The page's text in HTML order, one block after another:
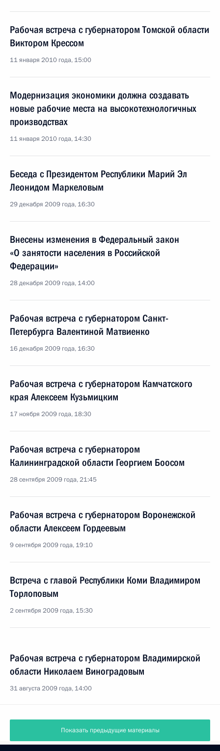
Рабочая встреча с губернатором Томской области
Виктором Крессом
11 января 2010 года, 15:00
Модернизация экономики должна создавать
новые рабочие места на высокотехнологичных
производствах
11 января 2010 года, 14:30
Беседа с Президентом Республики Марий Эл
Леонидом Маркеловым
29 декабря 2009 года, 16:30
Внесены изменения в Федеральный закон
«О занятости населения в Российской
Федерации»
28 декабря 2009 года, 14:00
Рабочая встреча с губернатором Санкт-
Петербурга Валентиной Матвиенко
16 декабря 2009 года, 16:30
Рабочая встреча с губернатором Камчатского
края Алексеем Кузьмицким
17 ноября 2009 года, 18:30
Рабочая встреча с губернатором
Калининградской области Георгием Боосом
28 сентября 2009 года, 21:45
Рабочая встреча с губернатором Воронежской
области Алексеем Гордеевым
9 сентября 2009 года, 19:10
Встреча с главой Республики Коми Владимиром
Торлоповым
2 сентября 2009 года, 15:30
Рабочая встреча с губернатором Владимирской
области Николаем Виноградовым
31 августа 2009 года, 14:00
Показать предыдущие материалы